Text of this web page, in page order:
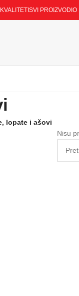
SVI PROIZVODI O
lopate i ašovi
Nisu